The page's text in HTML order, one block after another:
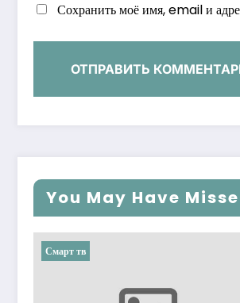
Сохранить моё имя, email и
You May Have
Смарт тв